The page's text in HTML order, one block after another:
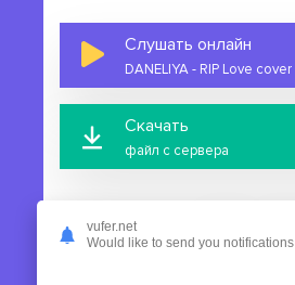
Слушать онлайн
DANELIYA - RIP Love cover
Скачать
файл с сервера
vufer.net
Would like to send you notifications